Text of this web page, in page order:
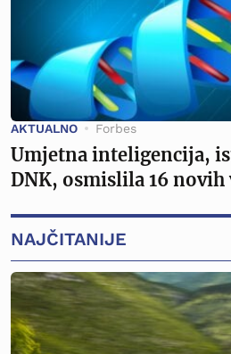
AKTUALNO Forbes
Umjetna inteligencija,
DNK, osmislila 16 novih
NAJČITANIJE